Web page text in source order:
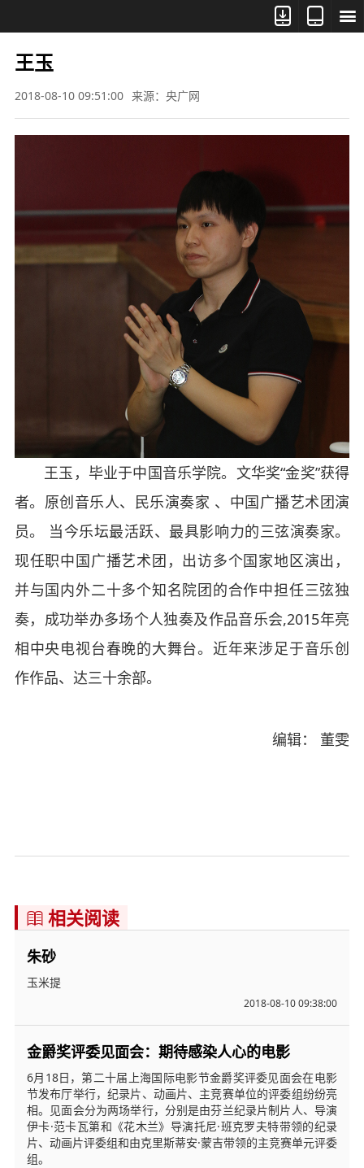



王玉
2018-08-10 09:51:00 来源：央广网
王玉，毕业于中国音乐学院。文华奖“金奖”获得
者。原创音乐人、民乐演奏家 、中国广播艺术团演
员。 当今乐坛最活跃、最具影响力的三弦演奏家。
现任职中国广播艺术团，出访多个国家地区演出，
并与国内外二十多个知名院团的合作中担任三弦独
奏，成功举办多场个人独奏及作品音乐会,2015年亮
相中央电视台春晚的大舞台。近年来涉足于音乐创
作作品、达三十余部。
编辑： 董雯
 相关阅读
朱砂
玉米提
2018-08-10 09:38:00
金爵奖评委见面会：期待感染人心的电影
6月18日，第二十届上海国际电影节金爵奖评委见面会在电影
节发布厅举行，纪录片、动画片、主竞赛单位的评委组纷纷亮
相。见面会分为两场举行，分别是由芬兰纪录片制片人、导演
伊卡·范卡瓦第和《花木兰》导演托尼·班克罗夫特带领的纪录
片、动画片评委组和由克里斯蒂安·蒙吉带领的主竞赛单元评委
组。